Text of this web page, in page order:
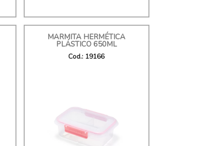
MARMITA HERMÉTICA
PLÁSTICO 650ML
Cod.: 19166